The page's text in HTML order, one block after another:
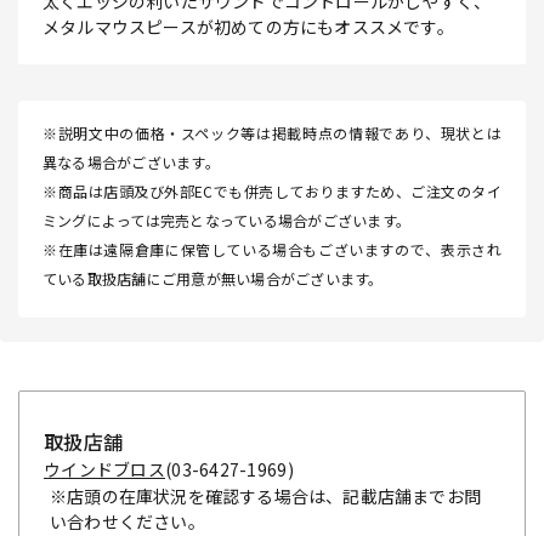
メタルマウスピースが初めての方にもオススメです。
※説明文中の価格・スペック等は掲載時点の情報であり、現状とは
異なる場合がございます。
※商品は店頭及び外部ECでも併売しておりますため、ご注文のタイ
ミングによっては完売となっている場合がございます。
※在庫は遠隔倉庫に保管している場合もございますので、表示され
ている取扱店舗にご用意が無い場合がございます。
取扱店舗
ウインドブロス(03-6427-1969)
※店頭の在庫状況を確認する場合は、記載店舗までお問
い合わせください。